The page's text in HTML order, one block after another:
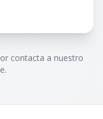
contacta a nuestro